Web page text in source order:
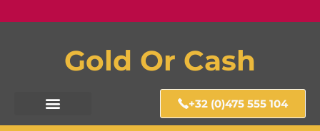
Gold Or Cash
+32 (0)475 555 104